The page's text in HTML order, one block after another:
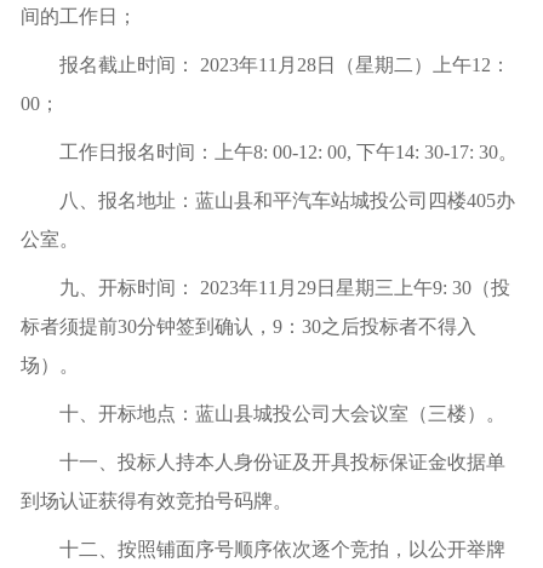
间的工作日；
报名截止时间： 2023年11月28日（星期二）上午12：
00；
工作日报名时间：上午8: 00-12: 00, 下午14: 30-17: 30。
八、报名地址：蓝山县和平汽车站城投公司四楼405办
公室。
九、开标时间： 2023年11月29日星期三上午9: 30（投
标者须提前30分钟签到确认，9：30之后投标者不得入
场）。
十、开标地点：蓝山县城投公司大会议室（三楼）。
十一、投标人持本人身份证及开具投标保证金收据单
到场认证获得有效竞拍号码牌。
十二、按照铺面序号顺序依次逐个竞拍，以公开举牌